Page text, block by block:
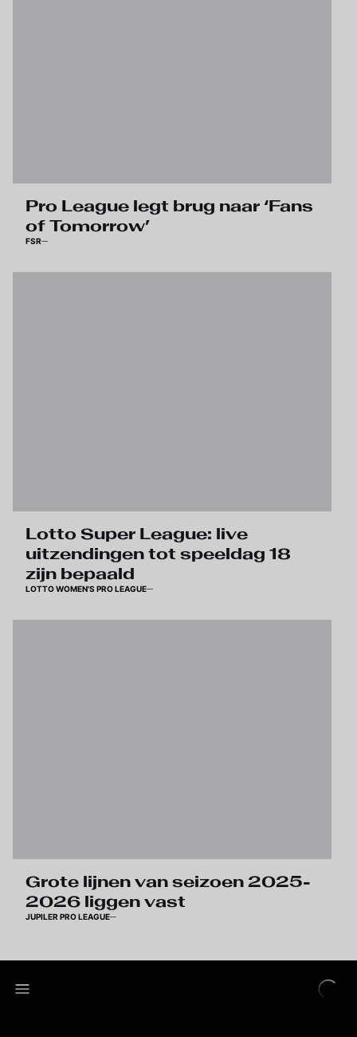
Pro League legt brug naar ‘Fans
of Tomorrow’
FSR
Lotto Super League: live
uitzendingen tot speeldag 18
zijn bepaald
LOTTO WOMEN'S PRO LEAGUE
Grote lijnen van seizoen 2025-
2026 liggen vast
JUPILER PRO LEAGUE